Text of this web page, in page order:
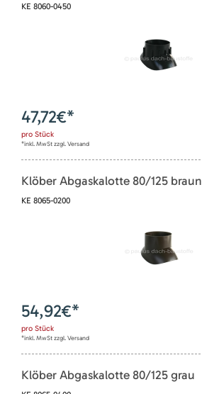
KE 8060-0450
47,72€*
pro Stück
*inkl. MwSt zzgl. Versand
Klöber Abgaskalotte 80/125 braun
KE 8065-0200
54,92€*
pro Stück
*inkl. MwSt zzgl. Versand
Klöber Abgaskalotte 80/125 grau